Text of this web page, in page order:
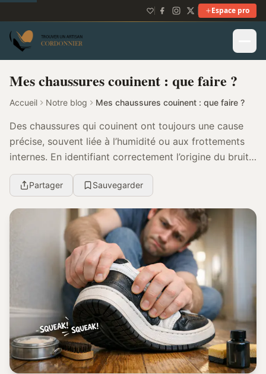
Espace pro
Mes chaussures couinent : que faire ?
Accueil Notre blog Mes chaussures couinent : que faire ?
Des chaussures qui couinent ont toujours une cause
précise, souvent liée à l’humidité ou aux frottements
internes. En identifiant correctement l’origine du bruit,
il est possible d’agir efficacement e...
Partager Sauvegarder